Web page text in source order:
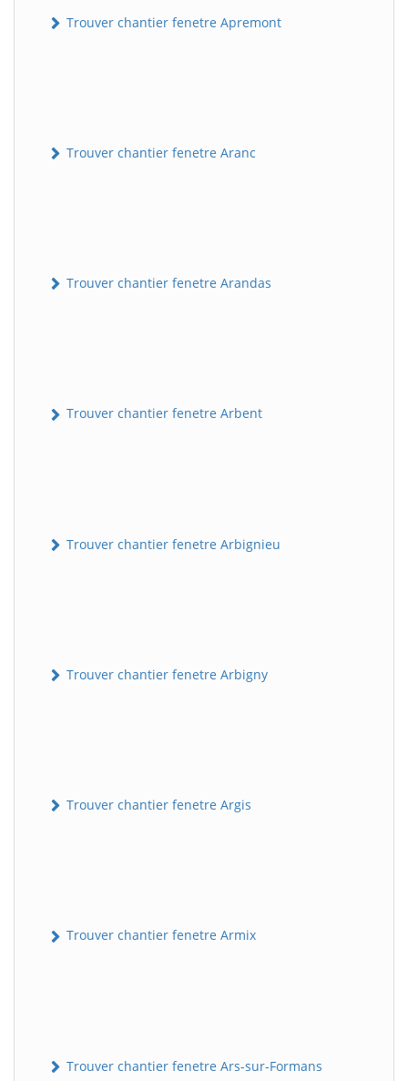
Trouver chantier fenetre Apremont
Trouver chantier fenetre Aranc
Trouver chantier fenetre Arandas
Trouver chantier fenetre Arbent
Trouver chantier fenetre Arbignieu
Trouver chantier fenetre Arbigny
Trouver chantier fenetre Argis
Trouver chantier fenetre Armix
Trouver chantier fenetre Ars-sur-Formans